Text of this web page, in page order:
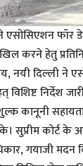
एसोसिएशन फॉर
करने हेतु
नयी दिल्ली ने
निर्देश
कानूनी
सुप्रीम कोर्ट के
गयाजी